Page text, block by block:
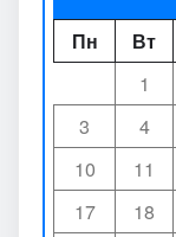
Пн
Вт
1
3
4
10
11
17
18